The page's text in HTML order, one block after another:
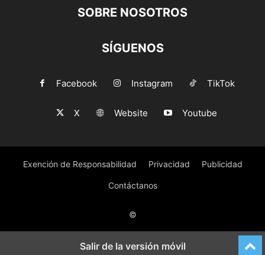
SOBRE NOSOTROS
SÍGUENOS
Facebook Instagram TikTok
X Website Youtube
Exención de Responsabilidad Privacidad Publicidad
Contáctanos
©
Salir de la versión móvil